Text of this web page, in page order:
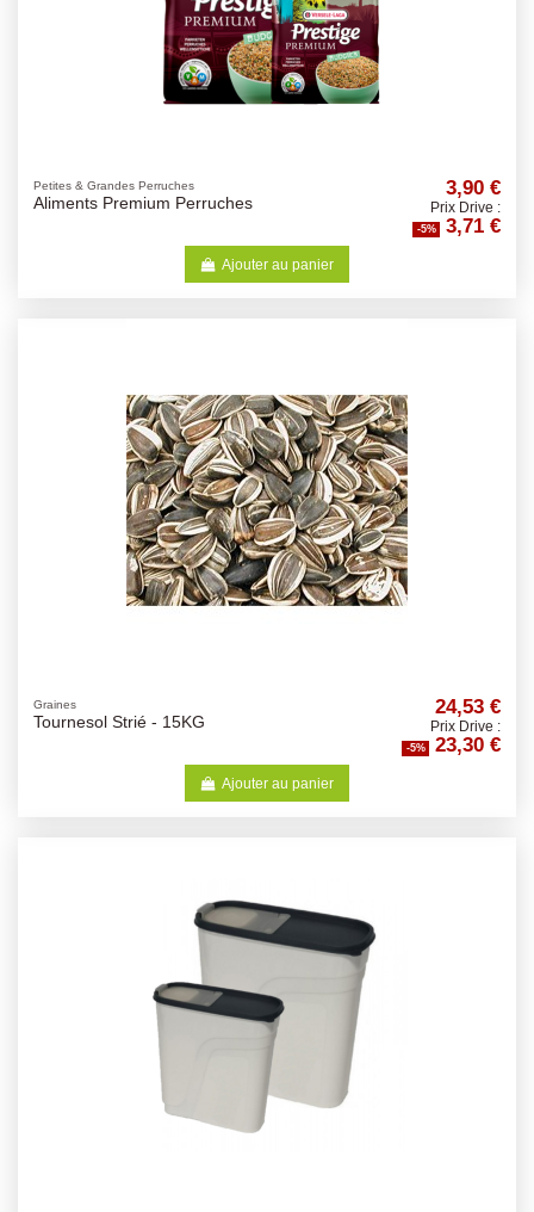
Petites & Grandes Perruches
Aliments Premium Perruches
3,90 €
Prix Drive :
-5% 3,71 €
Ajouter au panier
Graines
Tournesol Strié - 15KG
24,53 €
Prix Drive :
-5% 23,30 €
Ajouter au panier